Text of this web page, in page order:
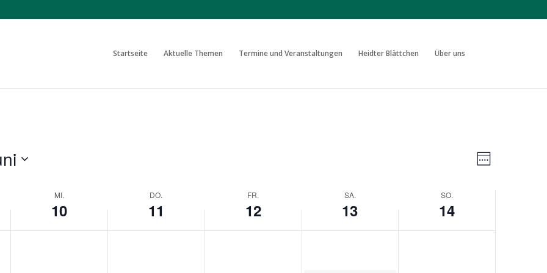
Startseite Aktuelle Themen Termine und Veranstaltungen Heidter Blättchen Über uns
Woche
MI.
10
DO.
11
FR.
12
SA.
13
SO.
14